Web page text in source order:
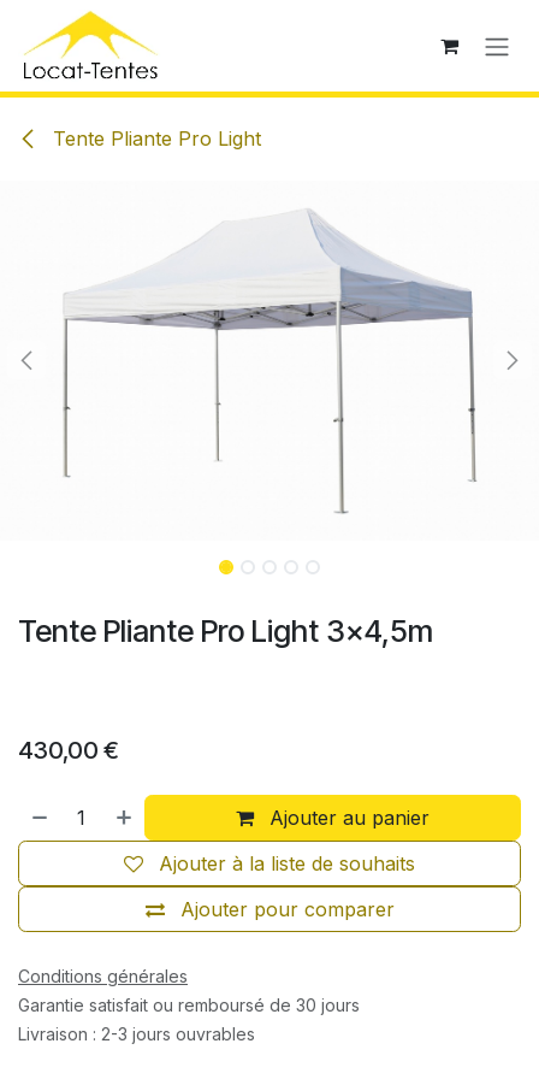
Se rendre au contenu
Tente Pliante Pro Light
Tente Pliante Pro Light 3x4,5m
430,00 €
Ajouter au panier
Ajouter pour comparer
Ajouter à la liste de souhaits
Conditions générales
Garantie satisfait ou remboursé de 30 jours
Livraison : 2-3 jours ouvrables